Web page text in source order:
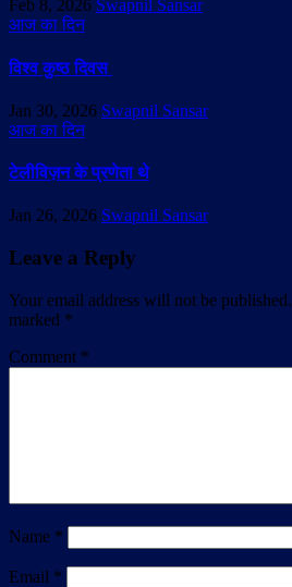
Feb 8, 2026 Swapnil Sansar
आज का दिन
विश्व कुष्ठ दिवस
Jan 30, 2026 Swapnil Sansar
आज का दिन
टेलीविज़न के प्रणेता थे
Jan 26, 2026 Swapnil Sansar
Leave a Reply
Your email address will not be published.
marked *
Comment *
Name *
Email *